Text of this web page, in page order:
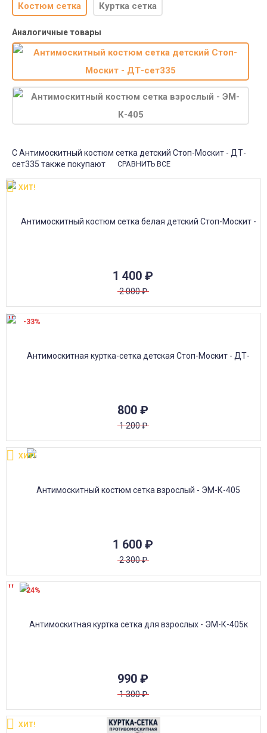
Костюм сетка Куртка сетка
Аналогичные товары
С Антимоскитный костюм сетка детский Стоп-Москит - ДТ-
сет335 также покупают
СРАВНИТЬ ВСЕ
1 400 ₽
2 000₽
ХИТ!
800 ₽
1 200₽
-33%
1 600 ₽
2 300₽
ХИТ!
990 ₽
1 300₽
-24%
ХИТ!